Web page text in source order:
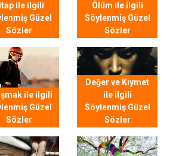
ile ilgili
Güzel
Sözler
Ölüm ile ilgili
Söylenmiş Güzel
Sözler
ile ilgili
Güzel
Sözler
Değer ve Kıymet
ile ilgili
Söylenmiş Güzel
Sözler